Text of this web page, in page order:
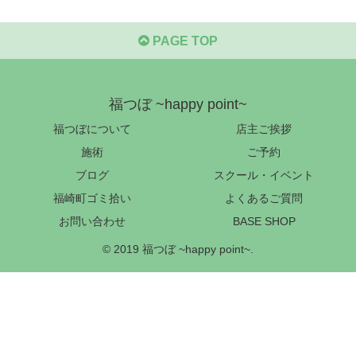
PAGE TOP
福つぼ ~happy point~
福つぼについて
店主ご挨拶
施術
ご予約
ブログ
スクール・イベント
福崎町ゴミ拾い
よくあるご質問
お問い合わせ
BASE SHOP
© 2019 福つぼ ~happy point~.